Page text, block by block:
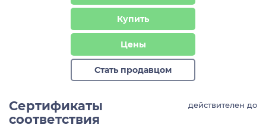
Купить
Цены
Стать продавцом
Сертификаты
соответствия
действителен до